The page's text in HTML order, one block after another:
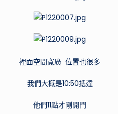
裡面空間寬廣 位置也很多
我們大概是10:50抵達
他們11點才剛開門